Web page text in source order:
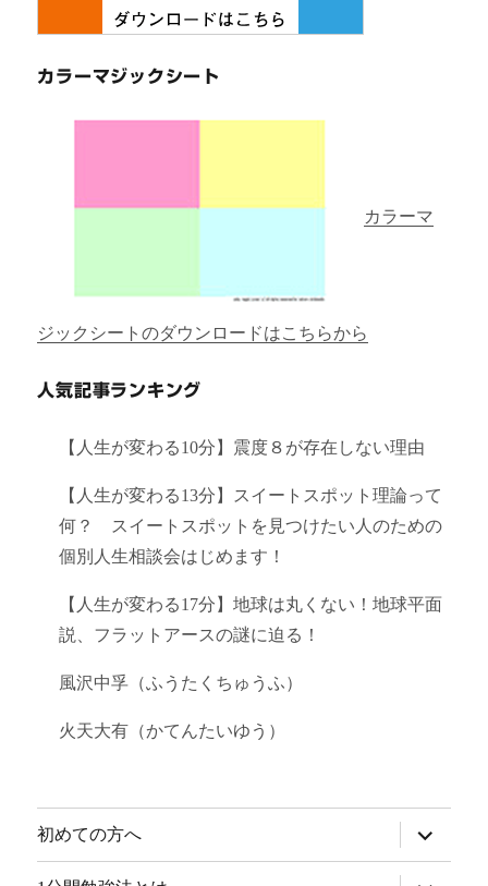
カラーマジックシート
カラーマ
ジックシートのダウンロードはこちらから
人気記事ランキング
【人生が変わる10分】震度８が存在しない理由
【人生が変わる13分】スイートスポット理論って
何？ スイートスポットを見つけたい人のための
個別人生相談会はじめます！
【人生が変わる17分】地球は丸くない！地球平面
説、フラットアースの謎に迫る！
風沢中孚（ふうたくちゅうふ）
火天大有（かてんたいゆう）
初めての方へ
ブ
メ
ニ